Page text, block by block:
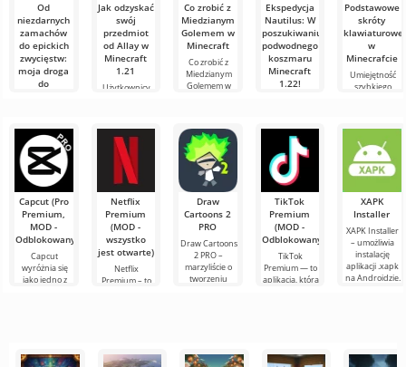
Od
niezdarnych
zamachów
do epickich
zwycięstw:
moja droga
do
Minecraft
Witajcie,
eksperymentatorzy
świata
sześcianów!
Dziś
postanowiłem
założyć mój
wyimaginowany
biały
Jak odzyskać
swój
przedmiot
od Allay w
Minecraft
1.21
Użytkownicy
pomaga
zbierać
przedmioty i że
trzeba się z nim
Co zrobić z
Miedzianym
Golemem w
Minecraft
Co zrobić z
Miedzianym
Golemem w
zawsze coś się
dzieje: nowe
bloki,
Ekspedycja
Nautilus: W
poszukiwaniu
podwodnego
koszmaru
Minecraft
1.22!
Szczerze
mówiąc, wciąż
trzęsę się z
emocji, pisząc
te słowa. Dziś
Podstawowe
skróty
klawiaturowe
w
Minecrafcie
Umiejętność
szybkiego
zarządzania to
bardzo ważna
cecha w grze.
Capcut (Pro
Premium,
MOD -
Odblokowany)
Capcut
wyróżnia się
jako jedno z
Netflix
Premium
(MOD -
wszystko
jest otwarte)
Netflix
Premium – to
Draw
Cartoons 2
PRO
Draw Cartoons
2 PRO –
marzyliście o
tworzeniu
TikTok
Premium
(MOD -
Odblokowany)
TikTok
Premium — to
aplikacja, która
XAPK
Installer
XAPK Installer
– umożliwia
instalację
aplikacji .xapk
na Androidzie.